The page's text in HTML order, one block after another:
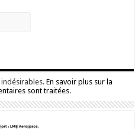
indésirables.En savoir plus sur la
sont traitées.